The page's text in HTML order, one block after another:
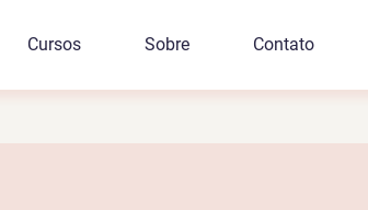
Cursos Sobre Contato